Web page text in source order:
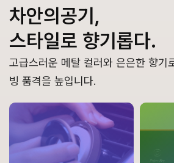
차안의공기 ,
스타일로 향기롭다.
고급스러운 메탈 컬러와 은은한 향기
빙 품격을 높입니다.